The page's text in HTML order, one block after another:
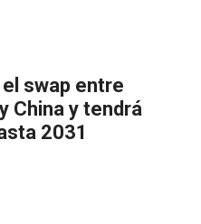
swap entre
China y tendrá
2031